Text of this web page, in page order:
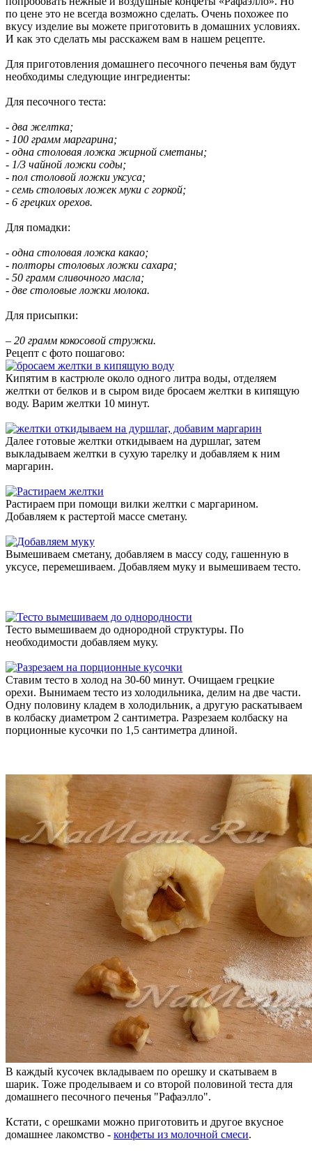
по цене это не всегда возможно сделать. Очень похожее по
вкусу изделие вы можете приготовить в домашних условиях.
И как это сделать мы расскажем вам в нашем рецепте.
Для приготовления домашнего песочного печенья вам будут
необходимы следующие ингредиенты:
Для песочного теста:
- два желтка;
- 100 грамм маргарина;
- одна столовая ложка жирной сметаны;
- 1/3 чайной ложки соды;
- пол столовой ложки уксуса;
- семь столовых ложек муки с горкой;
- 6 грецких орехов.
Для помадки:
- одна столовая ложка какао;
- полторы столовых ложки сахара;
- 50 грамм сливочного масла;
- две столовые ложки молока.
Для присыпки:
– 20 грамм кокосовой стружки.
Рецепт с фото пошагово:
Кипятим в кастрюле около одного литра воды, отделяем
желтки от белков и в сыром виде бросаем желтки в кипящую
воду. Варим желтки 10 минут.
Далее готовые желтки откидываем на дуршлаг, затем
выкладываем желтки в сухую тарелку и добавляем к ним
маргарин.
Растираем при помощи вилки желтки с маргарином.
Добавляем к растертой массе сметану.
Вымешиваем сметану, добавляем в массу соду, гашенную в
уксусе, перемешиваем. Добавляем муку и вымешиваем тесто.
Тесто вымешиваем до однородной структуры. По
необходимости добавляем муку.
Ставим тесто в холод на 30-60 минут. Очищаем грецкие
орехи. Вынимаем тесто из холодильника, делим на две части.
Одну половину кладем в холодильник, а другую раскатываем
в колбаску диаметром 2 сантиметра. Разрезаем колбаску на
порционные кусочки по 1,5 сантиметра длиной.
В каждый кусочек вкладываем по орешку и скатываем в
шарик. Тоже проделываем и со второй половиной теста для
домашнего песочного печенья "Рафаэлло".
Кстати, с орешками можно приготовить и другое вкусное
домашнее лакомство - конфеты из молочной смеси.